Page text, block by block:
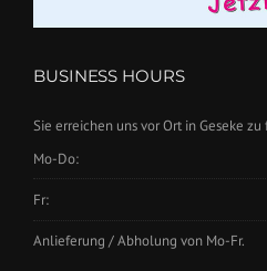
BUSINESS HOURS
Sie erreichen uns vor Ort in Geseke
Mo-Do:
Fr:
Anlieferung / Abholung von Mo-Fr.